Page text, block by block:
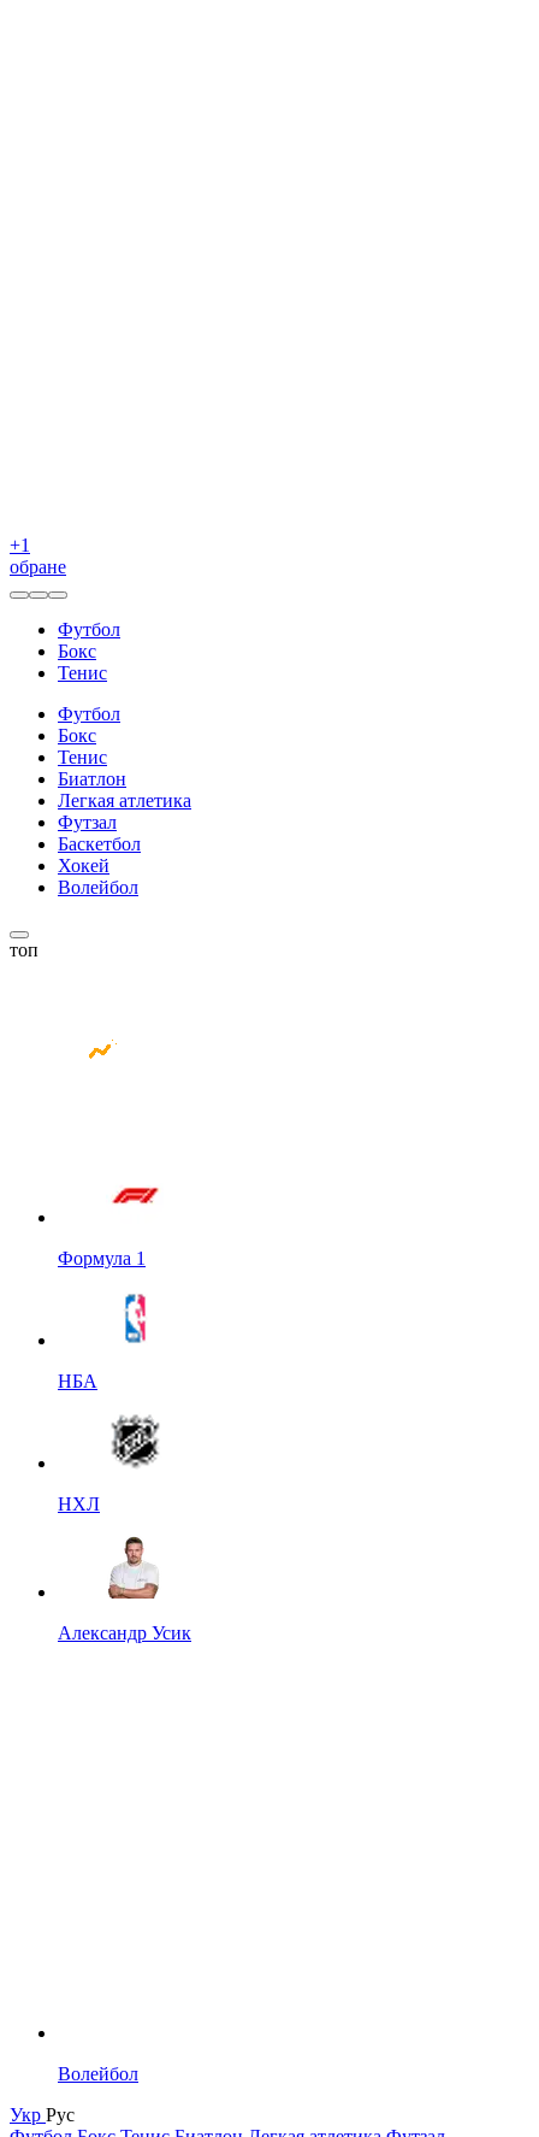
+1
обране
Футбол
Бокс
Тенис
Футбол
Бокс
Тенис
Биатлон
Легкая атлетика
Футзал
Баскетбол
Хокей
Волейбол
топ
Формула 1
НБА
НХЛ
Александр Усик
Волейбол
Укр Рус